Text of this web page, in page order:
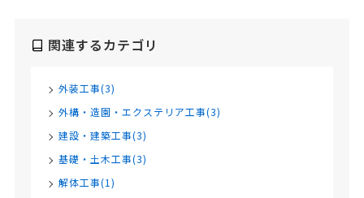
関連するカテゴリ
外装工事(3)
外構・造園・エクステリア工事(3)
建設・建築工事(3)
基礎・土木工事(3)
解体工事(1)